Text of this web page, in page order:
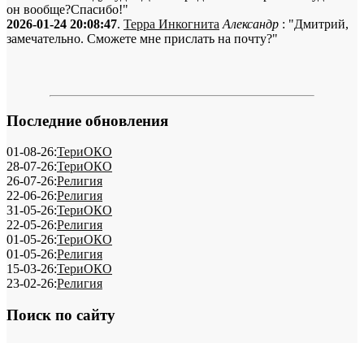
он вообще?Спасибо!"
2026-01-24 20:08:47. Терра Инкогнита Александр : "Дмитрий,
замечательно. Сможете мне прислать на почту?"
Последние обновления
01-08-26:ТериОКО
28-07-26:ТериОКО
26-07-26:Религия
22-06-26:Религия
31-05-26:ТериОКО
22-05-26:Религия
01-05-26:ТериОКО
01-05-26:Религия
15-03-26:ТериОКО
23-02-26:Религия
Поиск по сайту